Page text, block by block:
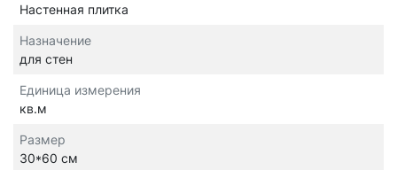
Настенная плитка
Назначение
для стен
Единица измерения
кв.м
Размер
30*60 см